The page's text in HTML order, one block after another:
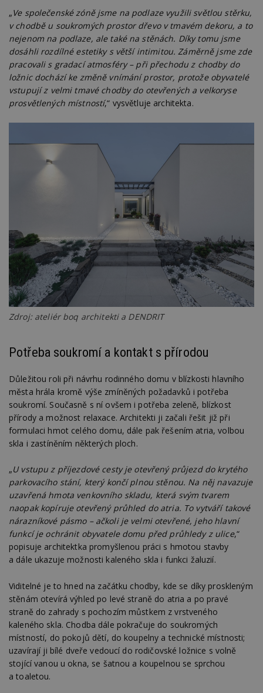
„Ve společenské zóně jsme na podlaze využili světlou stěrku,
v chodbě u soukromých prostor dřevo v tmavém dekoru, a to
nejenom na podlaze, ale také na stěnách. Díky tomu jsme
dosáhli rozdílné estetiky s větší intimitou. Záměrně jsme zde
pracovali s gradací atmosféry – při přechodu z chodby do
ložnic dochází ke změně vnímání prostor, protože obyvatelé
vstupují z velmi tmavé chodby do otevřených a velkoryse
prosvětlených místností,“ vysvětluje architekta.
Zdroj: ateliér boq architekti a DENDRIT
Potřeba soukromí a kontakt s přírodou
Důležitou roli při návrhu rodinného domu v blízkosti hlavního
města hrála kromě výše zmíněných požadavků i potřeba
soukromí. Současně s ní ovšem i potřeba zeleně, blízkost
přírody a možnost relaxace. Architekti ji začali řešit již při
formulaci hmot celého domu, dále pak řešením atria, volbou
skla i zastíněním některých ploch.
„U vstupu z příjezdové cesty je otevřený průjezd do krytého
parkovacího stání, který končí plnou stěnou. Na něj navazuje
uzavřená hmota venkovního skladu, která svým tvarem
naopak kopíruje otevřený průhled do atria. To vytváří takové
nárazníkové pásmo – ačkoli je velmi otevřené, jeho hlavní
funkcí je ochránit obyvatele domu před průhledy z ulice,“
popisuje architektka promyšlenou práci s hmotou stavby
a dále ukazuje možnosti kaleného skla i funkci žaluzií.
Viditelné je to hned na začátku chodby, kde se díky proskleným
stěnám otevírá výhled po levé straně do atria a po pravé
straně do zahrady s pochozím můstkem z vrstveného
kaleného skla. Chodba dále pokračuje do soukromých
místností, do pokojů dětí, do koupelny a technické místnosti;
uzavírají ji bílé dveře vedoucí do rodičovské ložnice s volně
stojící vanou u okna, se šatnou a koupelnou se sprchou
a toaletou.